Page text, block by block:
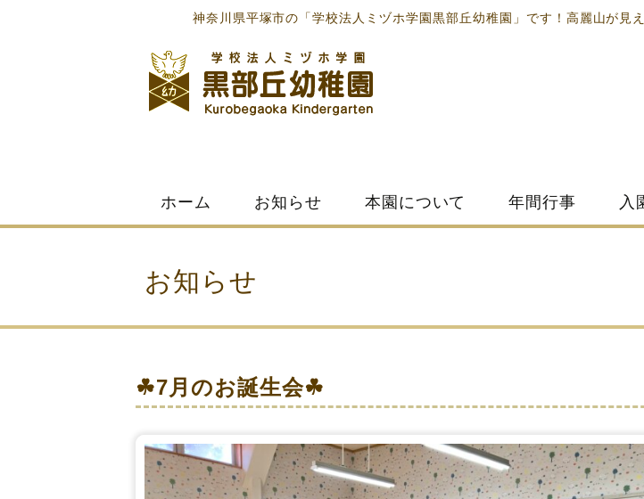
神奈川県平塚市の「学校法人ミヅホ学園黒部丘幼稚園」です！高麗山が見
content
ホーム お知らせ 本園について 年間行事 入
お知らせ
☘7月のお誕生会☘